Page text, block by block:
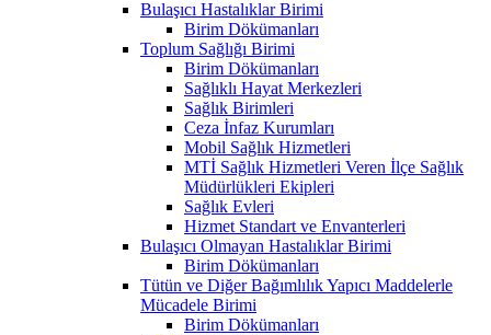
Bulaşıcı Hastalıklar Birimi
Birim Dökümanları
Toplum Sağlığı Birimi
Birim Dökümanları
Sağlıklı Hayat Merkezleri
Sağlık Birimleri
Ceza İnfaz Kurumları
Mobil Sağlık Hizmetleri
MTİ Sağlık Hizmetleri Veren İlçe Sağlık
Müdürlükleri Ekipleri
Sağlık Evleri
Hizmet Standart ve Envanterleri
Bulaşıcı Olmayan Hastalıklar Birimi
Birim Dökümanları
Tütün ve Diğer Bağımlılık Yapıcı Maddelerle
Mücadele Birimi
Birim Dökümanları